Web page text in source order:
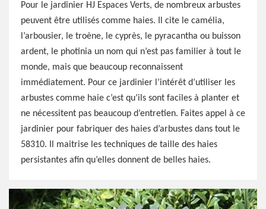
Pour le jardinier HJ Espaces Verts, de nombreux arbustes
peuvent être utilisés comme haies. Il cite le camélia,
l’arbousier, le troène, le cyprès, le pyracantha ou buisson
ardent, le photinia un nom qui n’est pas familier à tout le
monde, mais que beaucoup reconnaissent
immédiatement. Pour ce jardinier l’intérêt d’utiliser les
arbustes comme haie c’est qu’ils sont faciles à planter et
ne nécessitent pas beaucoup d’entretien. Faites appel à ce
jardinier pour fabriquer des haies d’arbustes dans tout le
58310. Il maitrise les techniques de taille des haies
persistantes afin qu’elles donnent de belles haies.